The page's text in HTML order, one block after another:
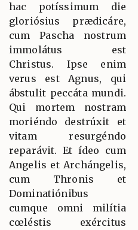
hac potíssimum die
gloriósius prædicáre,
cum Pascha nostrum
immolátus est
Christus. Ipse enim
verus est Agnus, qui
ábstulit peccáta mundi.
Qui mortem nostram
moriéndo destrúxit et
vitam resurgéndo
reparávit. Et ídeo cum
Angelis et Archángelis,
cum Thronis et
Dominatiónibus
cumque omni milítia
cœléstis exércitus